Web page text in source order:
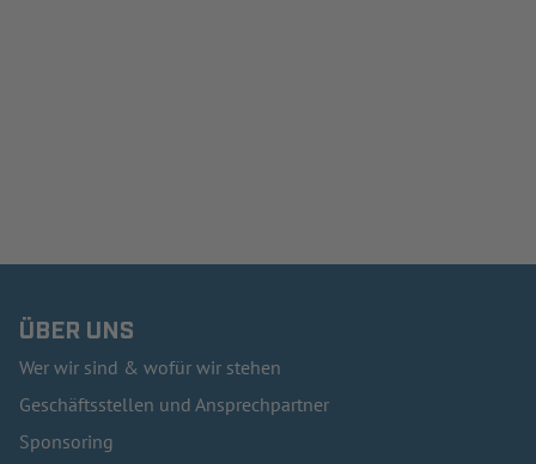
ÜBER UNS
Wer wir sind & wofür wir stehen
Geschäftsstellen und Ansprechpartner
Sponsoring